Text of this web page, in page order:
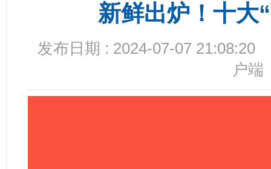
新鲜出炉！十大
发布日期 : 2024-07-07 21:08:20
户端